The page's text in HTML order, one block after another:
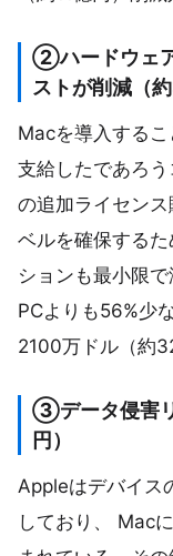
②ハードウェ
ストが削減（約
Macを導入する
支給したであろ
の追加ライセン
ベルを確保する
ションも最小限
PCよりも56%少
2100万ドル（約
③データ侵害
円）
Appleはデバイス
しており、 Mac